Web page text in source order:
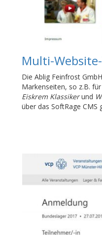
Multi-
Die Ablig Feinfrost
Markenseiten, so z.B.
Eiskrem Klassikerund
über das SoftRage CMS